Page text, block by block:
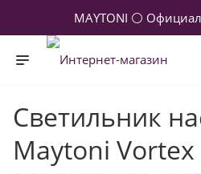
MAYTONI ⚪
Светильник
Maytoni Vortex